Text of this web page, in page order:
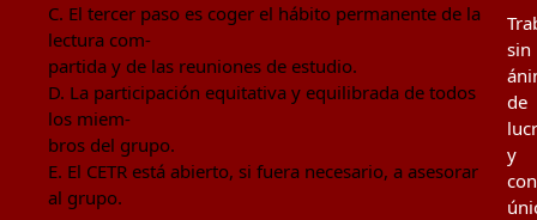
C. El tercer paso es coger el hábito permanente de la
lectura com-
partida y de las reuniones de estudio.
D. La participación equitativa y equilibrada de todos
los miem-
bros del grupo.
E. El CETR está abierto, si fuera necesario, a asesorar
al grupo.
sin
de
y